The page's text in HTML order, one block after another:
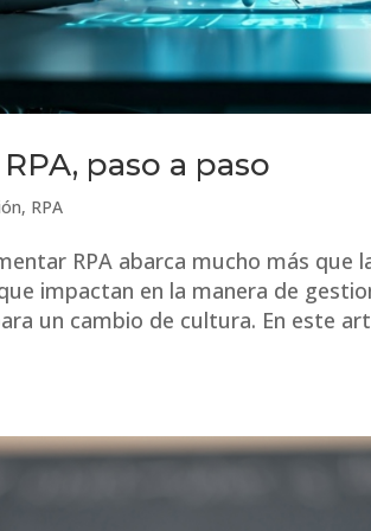
paso a paso
, RPA
RPA abarca mucho más que
impactan en la manera de
un cambio de cultura. En este